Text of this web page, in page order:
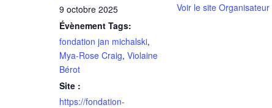
9 octobre 2025
Évènement Tags:
fondation jan michalski,
Mya-Rose Craig,Violaine
Bérot
Site :
https://fondation-
Voir le site Organisateur